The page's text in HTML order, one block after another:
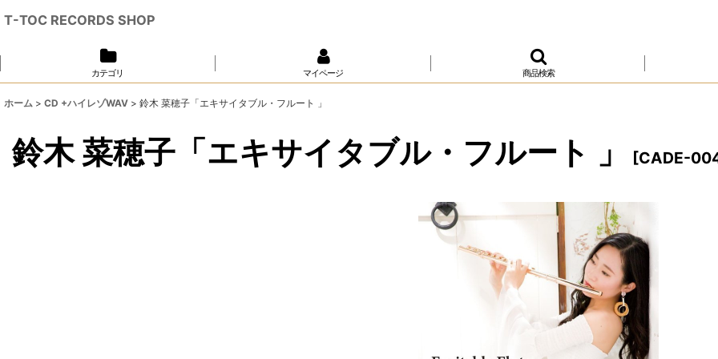
T-TOC RECORDS SHOP
カテゴリ マイページ 商品検索
ホーム > CD +ハイレゾWAV > 鈴木 菜穂子「エキサイタブル・フルート 」
鈴木 菜穂子「エキサイタブル・フルート 」 [CADE-